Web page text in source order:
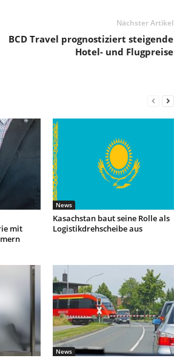
Nächster Artikel
BCD Travel prognostiziert steigende
Hotel- und Flugpreise
mit
News
Kasachstan baut seine Rolle als
Logistikdrehscheibe aus
News